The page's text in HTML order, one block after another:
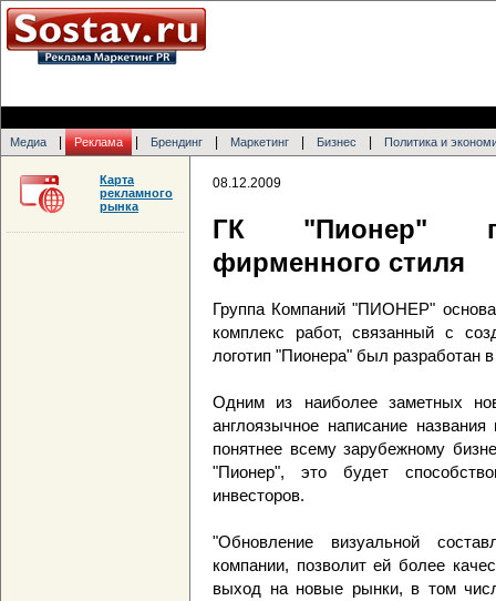
Медиа Реклама Брендинг Маркетинг Бизнес Политика и
08.12.2009
ГК "Пионер"
фирменного стиля
Группа Компаний "ПИОНЕР"
комплекс работ, связанный с
логотип "Пионера" был разработан
Одним из наиболее заметных
англоязычное написание
понятнее всему зарубежному
"Пионер", это будет
инвесторов.
"Обновление визуальной
компании, позволит ей более
выход на новые рынки, в том
Карта
рекламного
рынка